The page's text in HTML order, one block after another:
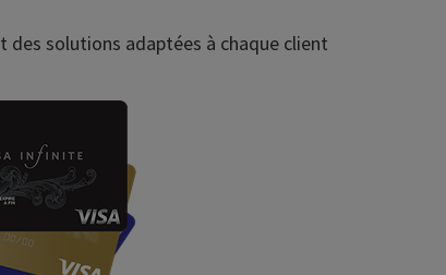
des solutions adaptées à chaque client